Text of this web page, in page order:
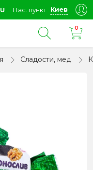
Нас. пункт Киев
0
Сладости, мед